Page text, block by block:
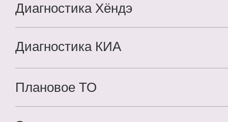
Плановое ТО
Диагностика Хёндэ
Диагностика КИА